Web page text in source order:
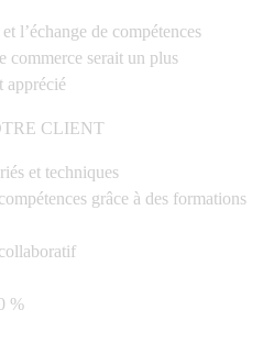
l’échange de compétences
commerce serait un plus
apprécié
CLIENT
et techniques
grâce à des formations
%